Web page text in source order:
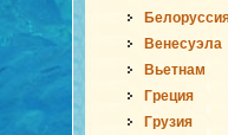
Венесуэла
Вьетнам
Греция
Грузия